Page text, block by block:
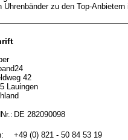
Uhrenbänder zu den Top-
42
Lauingen
DE 282090098
+49 (0) 821 - 50 84 53 19